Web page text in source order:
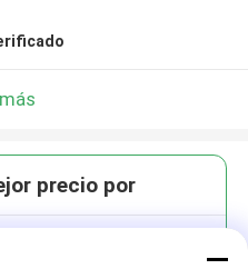
precio por